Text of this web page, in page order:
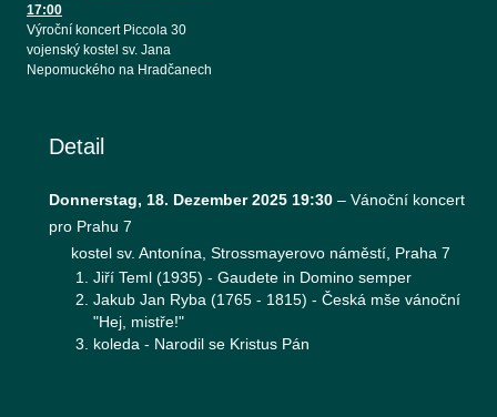
17:00
Výroční koncert Piccola 30
vojenský kostel sv. Jana
Nepomuckého na Hradčanech
Detail
Donnerstag, 18. Dezember 2025 19:30 – Vánoční koncert
pro Prahu 7
kostel sv. Antonína, Strossmayerovo náměstí, Praha 7
Jiří Teml (1935) - Gaudete in Domino semper
Jakub Jan Ryba (1765 - 1815) - Česká mše vánoční
"Hej, mistře!"
koleda - Narodil se Kristus Pán